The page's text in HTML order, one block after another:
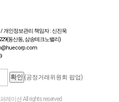
개인정보관리 책임자 : 신진욱
동산동, 삼송테크노밸리)
(공정거래위원회 팝업)
레이션 All rights reserved.